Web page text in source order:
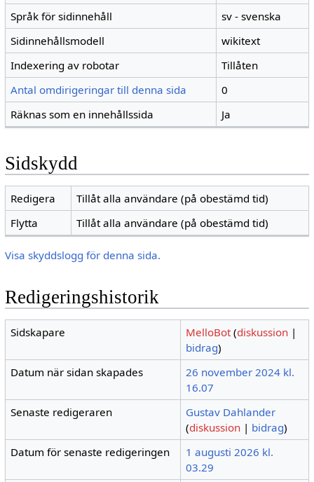
Språk för sidinnehåll
sv - svenska
Sidinnehållsmodell
wikitext
Indexering av robotar
Tillåten
Antal omdirigeringar till denna sida
0
Räknas som en innehållssida
Ja
Sidskydd
Redigera
Tillåt alla användare (på obestämd tid)
Flytta
Tillåt alla användare (på obestämd tid)
Visa skyddslogg för denna sida.
Redigeringshistorik
Sidskapare MelloBot (diskussion |
bidrag)
Datum när sidan skapades
26 november 2024 kl.
16.07
Senaste redigeraren
Gustav Dahlander
(diskussion | bidrag)
Datum för senaste redigeringen
1 augusti 2026 kl.
03.29